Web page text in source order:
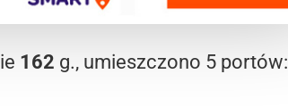
162 g., umieszczono 5 portów: